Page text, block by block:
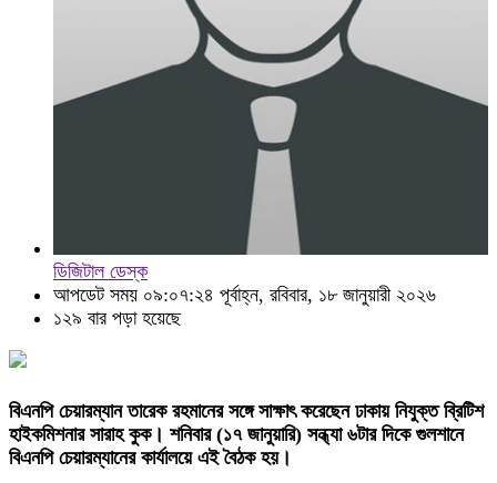
ডিজিটাল ডেস্ক
আপডেট সময় ০৯:০৭:২৪ পূর্বাহ্ন, রবিবার, ১৮ জানুয়ারী ২০২৬
১২৯ বার পড়া হয়েছে
বিএনপি চেয়ারম্যান তারেক রহমানের সঙ্গে সাক্ষাৎ করেছেন ঢাকায় নিযুক্ত ব্রিটিশ
হাইকমিশনার সারাহ কুক। শনিবার (১৭ জানুয়ারি) সন্ধ্যা ৬টার দিকে গুলশানে
বিএনপি চেয়ারম্যানের কার্যালয়ে এই বৈঠক হয়।